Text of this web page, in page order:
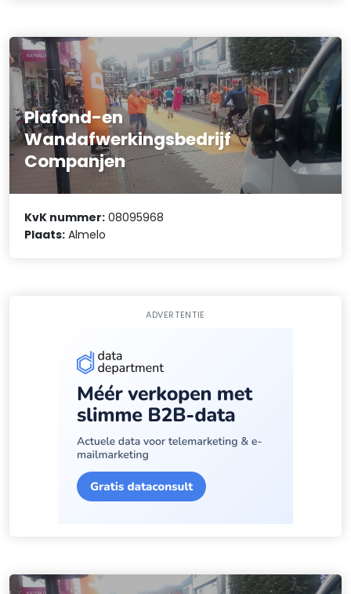
Plafond-en
Wandafwerkingsbedrijf
Companjen
KvK nummer: 08095968
Plaats: Almelo
ADVERTENTIE